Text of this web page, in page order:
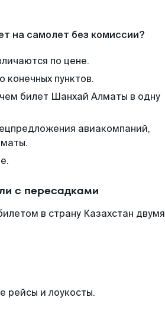
на самолет без комиссии?
по цене.
пунктов.
билет Шанхай Алматы в одну
авиакомпаний,
с пересадками
в страну Казахстан двумя
рейсы и лоукосты.